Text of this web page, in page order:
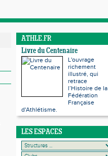
ATHLE.FR
Livre du Centenaire
L'ouvrage
richement
illustré, qui
retrace
l’Histoire de la
Fédération
Française
d'Athlétisme.
LES ESPACES